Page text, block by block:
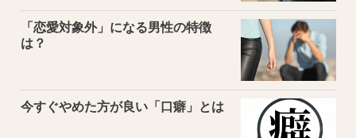
「恋愛対象外」になる男性の特徴
は？
今すぐやめた方が良い「口癖」とは